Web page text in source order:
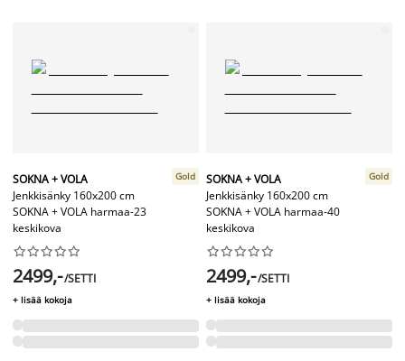
SOKNA + VOLA
Jenkkisänky 160x200 cm
SOKNA + VOLA harmaa-23
keskikova
Gold






2499,-/SETTI
+ lisää kokoja
SOKNA + VOLA
Jenkkisänky 160x200 cm
SOKNA + VOLA harmaa-40
keskikova
Gold






2499,-/SETTI
+ lisää kokoja